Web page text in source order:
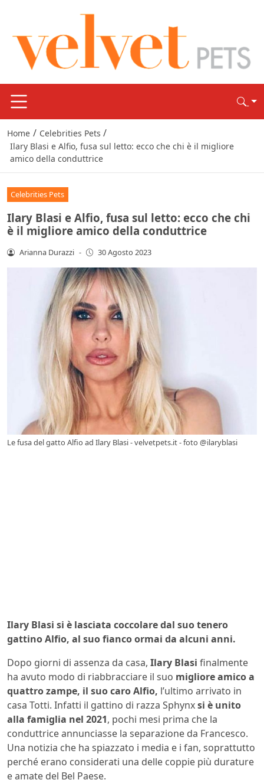
Home / Celebrities Pets /
Ilary Blasi e Alfio, fusa sul letto: ecco che chi è il migliore
amico della conduttrice
Celebrities Pets
Ilary Blasi e Alfio, fusa sul letto: ecco che chi
è il migliore amico della conduttrice
Arianna Durazzi - 30 Agosto 2023
Le fusa del gatto Alfio ad Ilary Blasi - velvetpets.it - foto @ilaryblasi
Ilary Blasi si è lasciata coccolare dal suo tenero
gattino Alfio, al suo fianco ormai da alcuni anni.
Dopo giorni di assenza da casa, Ilary Blasi finalmente
ha avuto modo di riabbracciare il suo migliore amico a
quattro zampe, il suo caro Alfio, l’ultimo arrivato in
casa Totti. Infatti il gattino di razza Sphynxsi è unito
alla famiglia nel 2021, pochi mesi prima che la
conduttrice annunciasse la separazione da Francesco.
Una notizia che ha spiazzato i media e i fan, soprattutto
perché erano considerati una delle coppie più durature
e amate del Bel Paese.